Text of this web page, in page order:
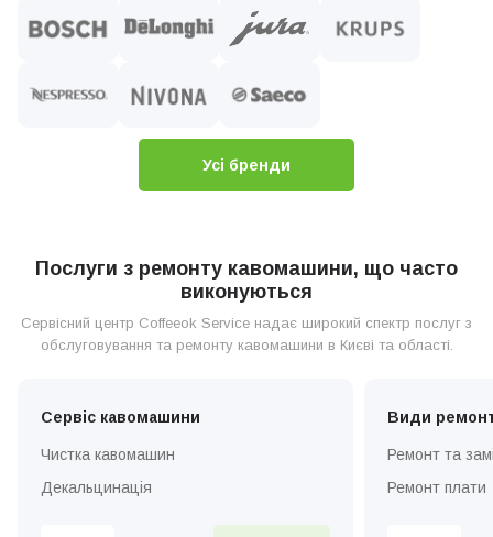
Усі бренди
Послуги з ремонту кавомашини, що часто
виконуються
Сервісний центр Coffeeok Service надає широкий спектр послуг з
обслуговування та ремонту кавомашини в Києві та області.
Сервіс кавомашини
Чистка кавомашин
Декальцинація
Види
Ремонт та
Ремонт плати